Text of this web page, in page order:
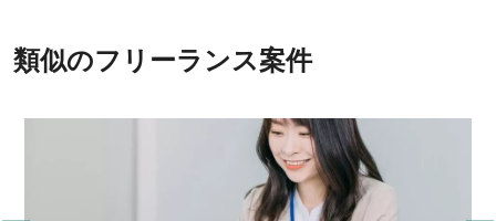
類似のフリーランス案件